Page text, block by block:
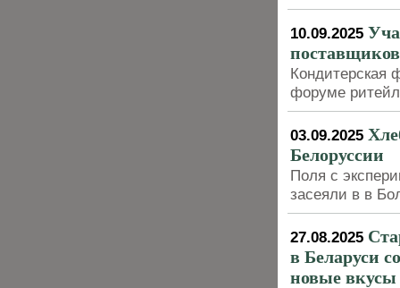
10.09.2025
Кондитерская
форуме
03.09.2025
Белоруссии
Поля с
засеяли в в
27.08.2025
в Беларуси
новые вкусы